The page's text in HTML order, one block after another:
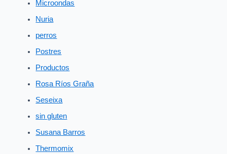
Microondas
Nuria
perros
Postres
Productos
Rosa Ríos Graña
Seseixa
sin gluten
Susana Barros
Thermomix